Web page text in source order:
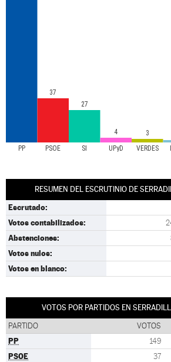
PP PSOE SI UPyD VERDES
37
27
4 3
RESUMEN DEL ESCRUTINIO DE
Escrutado:
Votos contabilizados:
Abstenciones:
Votos nulos:
Votos en blanco:
VOTOS POR PARTIDOS EN
PARTIDO VOTOS
PP 149
PSOE 37